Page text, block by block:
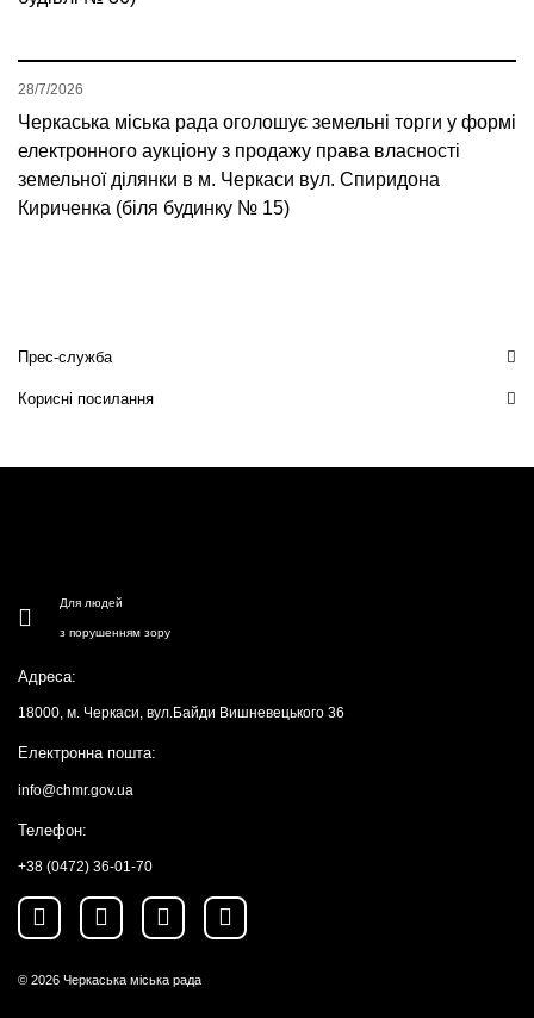
Черкаська міська рада оголошує земельні торги у формі
електронного аукціону з продажу права власності
земельної ділянки в м. Черкаси вул. Спиридона
Кириченка (біля будинку № 15)
28/7/2026
Прес-служба
Корисні посилання
Для людей
з порушенням зору
Адреса:
18000, м. Черкаси, вул.Байди Вишневецького 36
Електронна пошта:
info@chmr.gov.ua
Телефон:
+38 (0472) 36-01-70
© 2026 Черкаська міська рада